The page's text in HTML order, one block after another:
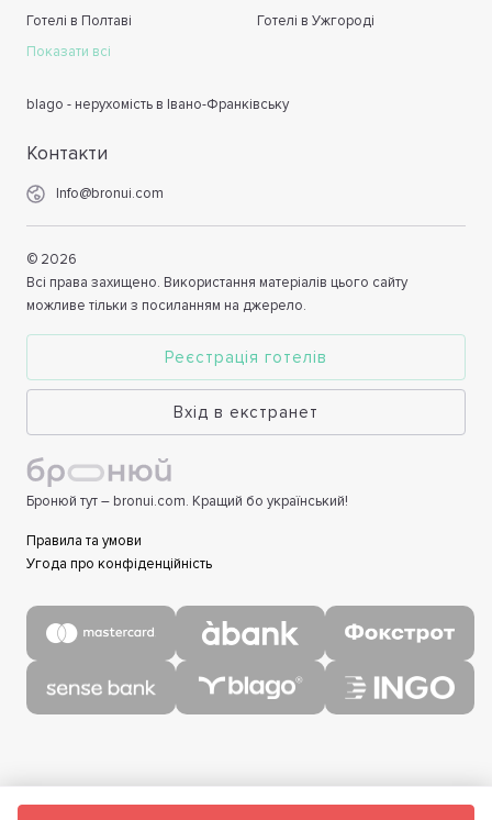
Готелі в Полтаві
Готелі в Ужгороді
Показати всі
blago - нерухомість в Івано-Франківську
Контакти
Info@bronui.com
© 2026
Всі права захищено. Використання матеріалів цього сайту
можливе тільки з посиланням на джерело.
Реєстрація готелів
Вхід в екстранет
Бронюй тут – bronui.com. Кращий бо український!
Правила та умови
Угода про конфіденційність